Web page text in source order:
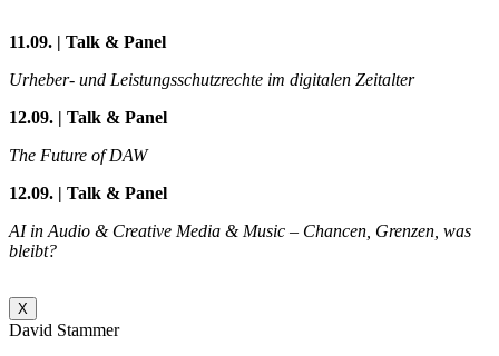
11.09. | Talk & Panel
Urheber- und Leistungsschutzrechte im digitalen Zeitalter
12.09. | Talk & Panel
The Future of DAW
12.09. | Talk & Panel
AI in Audio & Creative Media & Music – Chancen, Grenzen, was
bleibt?
X
David Stammer